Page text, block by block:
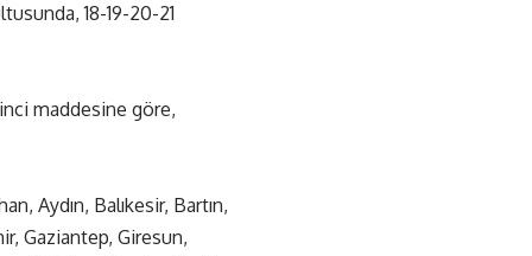
18-19-20-21
maddesine göre,
Aydın, Balıkesir, Bartın,
Gaziantep, Giresun,